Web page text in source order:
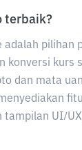
terbaik?
pilihan
konversi kurs
dan mata
UI/